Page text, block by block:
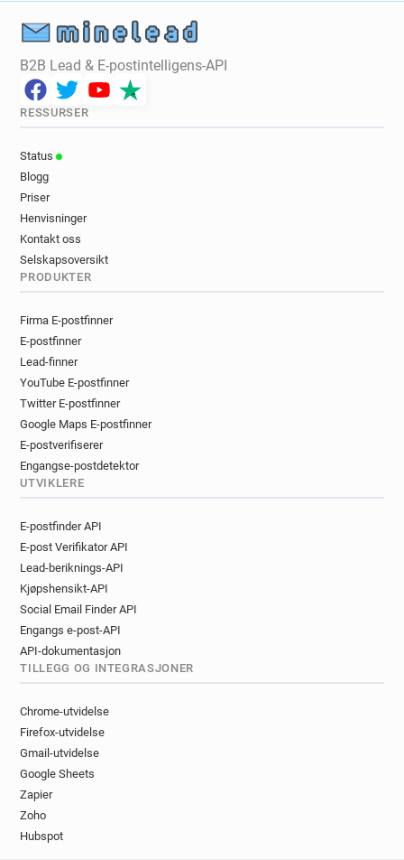
B2B Lead & E-postintelligens-API
RESSURSER
Status
Blogg
Priser
Henvisninger
Kontakt oss
Selskapsoversikt
PRODUKTER
Firma E-postfinner
E-postfinner
Lead-finner
YouTube E-postfinner
Twitter E-postfinner
Google Maps E-postfinner
E-postverifiserer
Engangse-postdetektor
UTVIKLERE
E-postfinder API
E-post Verifikator API
Lead-beriknings-API
Kjøpshensikt-API
Social Email Finder API
Engangs e-post-API
API-dokumentasjon
TILLEGG OG INTEGRASJONER
Chrome-utvidelse
Firefox-utvidelse
Gmail-utvidelse
Google Sheets
Zapier
Zoho
Hubspot